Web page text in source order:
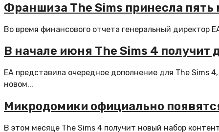
Франшиза The Sims принесла
Во время финансового отчета генеральный директор
В начале июня The Sims 4 получит
EA представила очередное дополнение для The Sims
новом...
Микродомики официально
В этом месяце The Sims 4 получит новый набор